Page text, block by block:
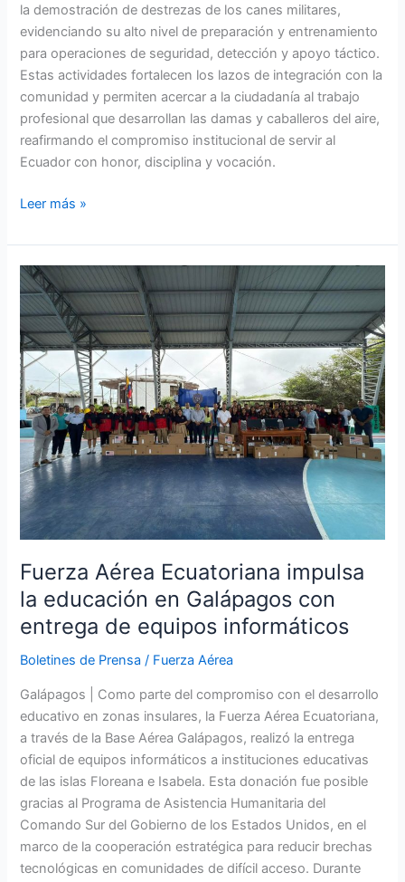
la demostración de destrezas de los canes militares,
evidenciando su alto nivel de preparación y entrenamiento
para operaciones de seguridad, detección y apoyo táctico.
Estas actividades fortalecen los lazos de integración con la
comunidad y permiten acercar a la ciudadanía al trabajo
profesional que desarrollan las damas y caballeros del aire,
reafirmando el compromiso institucional de servir al
Ecuador con honor, disciplina y vocación.
Leer más »
Fuerza Aérea Ecuatoriana impulsa
la educación en Galápagos con
entrega de equipos informáticos
Boletines de Prensa / Fuerza Aérea
Galápagos | Como parte del compromiso con el desarrollo
educativo en zonas insulares, la Fuerza Aérea Ecuatoriana,
a través de la Base Aérea Galápagos, realizó la entrega
oficial de equipos informáticos a instituciones educativas
de las islas Floreana e Isabela. Esta donación fue posible
gracias al Programa de Asistencia Humanitaria del
Comando Sur del Gobierno de los Estados Unidos, en el
marco de la cooperación estratégica para reducir brechas
tecnológicas en comunidades de difícil acceso. Durante
Fuerza
Aérea
Ecuatoriana
impulsa
la
educación
en
Galápagos
con
entrega
de
equipos
informáticos